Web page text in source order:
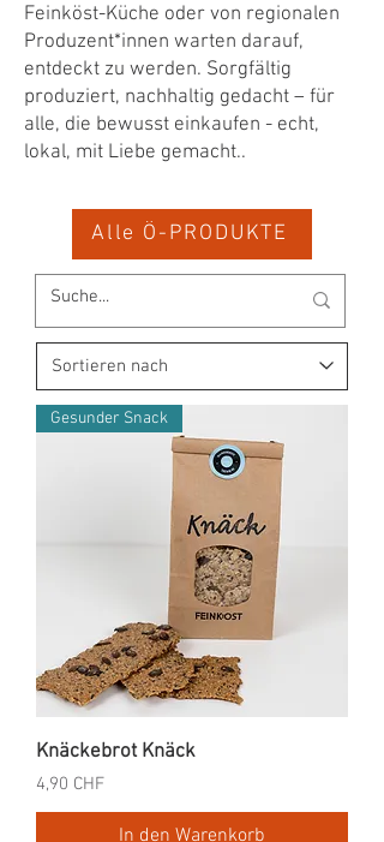
Feinköst-Küche oder von regionalen
Produzent*innen warten darauf,
entdeckt zu werden. Sorgfältig
produziert, nachhaltig gedacht – für
alle, die bewusst einkaufen - echt,
lokal, mit Liebe gemacht..
Alle Ö-PRODUKTE
Gesunder Snack
Knäckebrot Knäck
Preis
4,90 CHF
In den Warenkorb